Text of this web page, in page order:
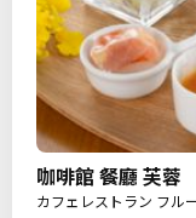
咖啡館 餐廳 芙蓉
カフェレストラン フル